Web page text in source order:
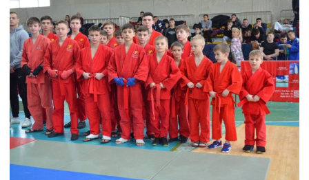
Домой
с
победой